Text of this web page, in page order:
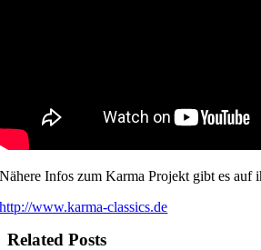
Nähere Infos zum Karma Projekt gibt es auf
http://www.karma-classics.de
Related Posts